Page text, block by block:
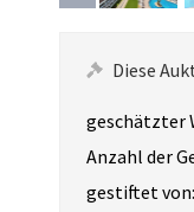
Diese
geschätzter
Anzahl der
gestiftet von: